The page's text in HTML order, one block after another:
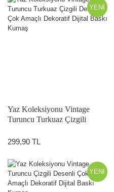
YENİ
Yaz Koleksiyonu Vintage
Turuncu Turkuaz Çizgili
Dijital Baskı Kumaş
299,90 TL
YENİ